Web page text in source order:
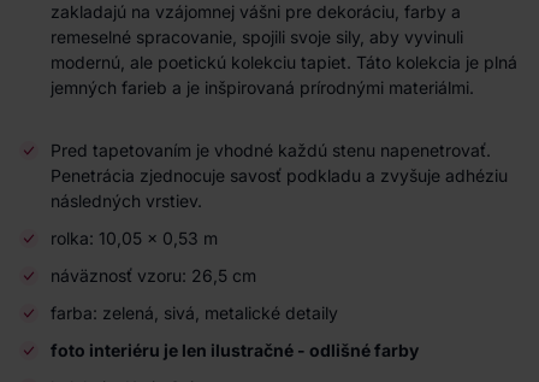
zakladajú na vzájomnej vášni pre dekoráciu, farby a
remeselné spracovanie, spojili svoje sily, aby vyvinuli
modernú, ale poetickú kolekciu tapiet. Táto kolekcia je plná
jemných farieb a je inšpirovaná prírodnými materiálmi.
Pred tapetovaním je vhodné každú stenu napenetrovať.
Penetrácia zjednocuje savosť podkladu a zvyšuje adhéziu
následných vrstiev.
rolka: 10,05 × 0,53 m
náväznosť vzoru: 26,5 cm
farba: zelená, sivá, metalické detaily
foto interiéru je len ilustračné - odlišné farby